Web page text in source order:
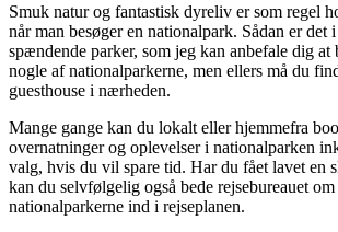
Smuk natur og fantastisk dyreliv er som regel
når man besøger en nationalpark. Sådan er det
spændende parker, som jeg kan anbefale dig at
nogle af nationalparkerne, men ellers må du
guesthouse i nærheden.
Mange gange kan du lokalt eller hjemmefra
overnatninger og oplevelser i nationalparken
valg, hvis du vil spare tid. Har du fået lavet en
kan du selvfølgelig også bede rejsebureauet
nationalparkerne ind i rejseplanen.